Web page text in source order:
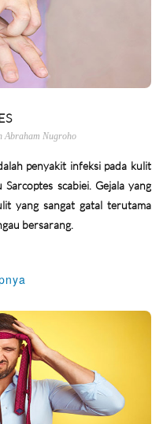
Abraham Nugroho
penyakit infeksi pada kulit
scabiei. Gejala yang
yang sangat gatal terutama
bersarang.